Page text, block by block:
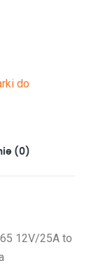
do
(0)
12V/25A to